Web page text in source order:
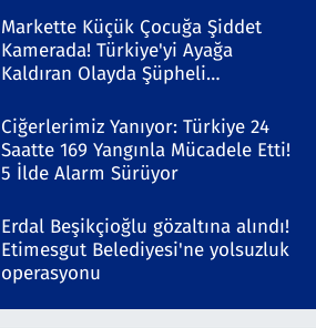
Markette Küçük Çocuğa Şiddet
Kamerada! Türkiye'yi Ayağa
Kaldıran Olayda Şüpheli
Ciğerlerimiz Yanıyor: Türkiye 24
Saatte 169 Yangınla Mücadele Etti!
5 İlde Alarm Sürüyor
Erdal Beşikçioğlu gözaltına alındı!
Etimesgut Belediyesi'ne yolsuzluk
operasyonu